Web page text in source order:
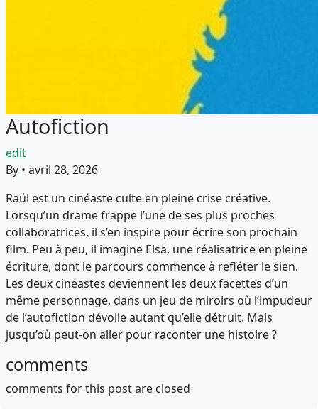
Autofiction
edit
By • avril 28, 2026
Raúl est un cinéaste culte en pleine crise créative.
Lorsqu’un drame frappe l’une de ses plus proches
collaboratrices, il s’en inspire pour écrire son prochain
film. Peu à peu, il imagine Elsa, une réalisatrice en pleine
écriture, dont le parcours commence à refléter le sien.
Les deux cinéastes deviennent les deux facettes d’un
même personnage, dans un jeu de miroirs où l’impudeur
de l’autofiction dévoile autant qu’elle détruit. Mais
jusqu’où peut-on aller pour raconter une histoire ?
comments
comments for this post are closed